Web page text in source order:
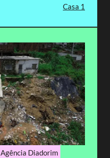
Casa 1
Agência Diadorim